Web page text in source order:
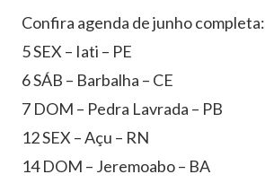
Confira agenda de junho completa:
5 SEX – Iati – PE
6 SÁB – Barbalha – CE
7 DOM – Pedra Lavrada – PB
12 SEX – Açu – RN
14 DOM – Jeremoabo – BA